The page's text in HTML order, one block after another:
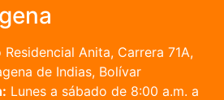
Residencial Anita, Carrera 71A,
de Indias, Bolívar
Lunes a sábado de 8:00 a.m. a